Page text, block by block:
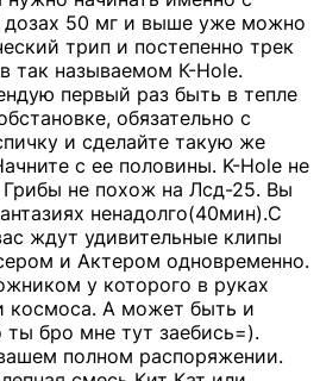
дозах 50 мг и выше уже можно
трип и постепенно трек
так называемом К-Hole.
первый раз быть в тепле
обязательно с
и сделайте такую же
с ее половины. K-Hole не
не похож на Лсд-25. Вы
ненадолго(40мин).С
ждут удивительные клипы
и Актером одновременно.
у которого в руках
космоса. А может быть и
бро мне тут заебись=).
полном распоряжении.